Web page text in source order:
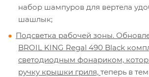
набор шампуров для вертела
шашлык;
Подсветка рабочей зоны.
BROIL KING Regal 490 Black
светодиодным фонариком,
ручку крышки гриля, теперь в